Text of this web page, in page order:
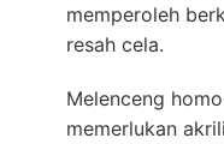
memperoleh
resah cela.
Melenceng
memerlukan